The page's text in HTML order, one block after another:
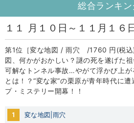
総合ランキン
１１ 月１０日～１１月１６
第1位［変な地図 / 雨穴 /1760 円(税込
図、何かがおかしい？謎の死を遂げた
可解なトンネル事故…やがて浮かび上
とは！？“変な家”の栗原が青年時代に
プ・ミステリー開幕！！
1 変な地図|雨穴